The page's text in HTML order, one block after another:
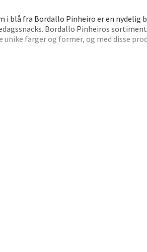
i blå fra Bordallo Pinheiro er en
Bordallo Pinheiros
unike farger og former, og med disse
Åpent
0 i